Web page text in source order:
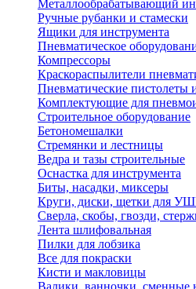
Металлообрабатывающий
Ручные рубанки и стамески
Ящики для инструмента
Пневматическое
Компрессоры
Краскораспылители
Пневматические пистолеты
Комплектующие для
Строительное оборудование
Бетономешалки
Стремянки и лестницы
Ведра и тазы строительные
Оснастка для инструмента
Биты, насадки, миксеры
Круги, диски, щетки для
Сверла, скобы, гвозди,
Лента шлифовальная
Пилки для лобзика
Все для покраски
Кисти и макловицы